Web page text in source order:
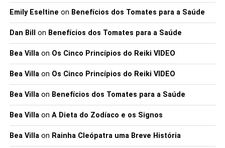
Emily Eseltine on Benefícios dos Tomates para a Saúde
Dan Bill on Benefícios dos Tomates para a Saúde
Bea Villaon Os Cinco Princípios do Reiki VIDEO
Bea Villaon Os Cinco Princípios do Reiki VIDEO
Bea Villaon Benefícios dos Tomates para a Saúde
Bea Villaon A Dieta do Zodíaco e os Signos
Bea Villaon Rainha Cleópatra uma Breve História